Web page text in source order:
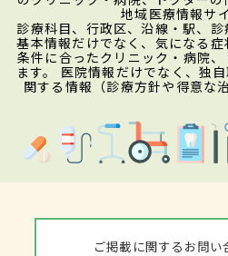
地域医療情報サ
診療科目、行政区、沿線・駅、
基本情報だけでなく、気になる
条件に合ったクリニック・病院
ます。 医院情報だけでなく、独
関する情報（診療方針や得意な
ご掲載に関するお問い